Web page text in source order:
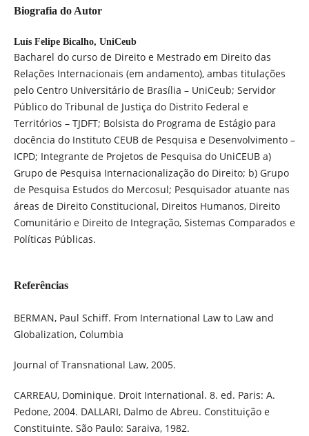
Biografia do Autor
Luís Felipe Bicalho, UniCeub
Bacharel do curso de Direito e Mestrado em Direito das
Relações Internacionais (em andamento), ambas titulações
pelo Centro Universitário de Brasília – UniCeub; Servidor
Público do Tribunal de Justiça do Distrito Federal e
Territórios – TJDFT; Bolsista do Programa de Estágio para
docência do Instituto CEUB de Pesquisa e Desenvolvimento –
ICPD; Integrante de Projetos de Pesquisa do UniCEUB a)
Grupo de Pesquisa Internacionalização do Direito; b) Grupo
de Pesquisa Estudos do Mercosul; Pesquisador atuante nas
áreas de Direito Constitucional, Direitos Humanos, Direito
Comunitário e Direito de Integração, Sistemas Comparados e
Políticas Públicas.
Referências
BERMAN, Paul Schiff. From International Law to Law and
Globalization, Columbia
Journal of Transnational Law, 2005.
CARREAU, Dominique. Droit International. 8. ed. Paris: A.
Pedone, 2004. DALLARI, Dalmo de Abreu. Constituição e
Constituinte. São Paulo: Saraiva, 1982.